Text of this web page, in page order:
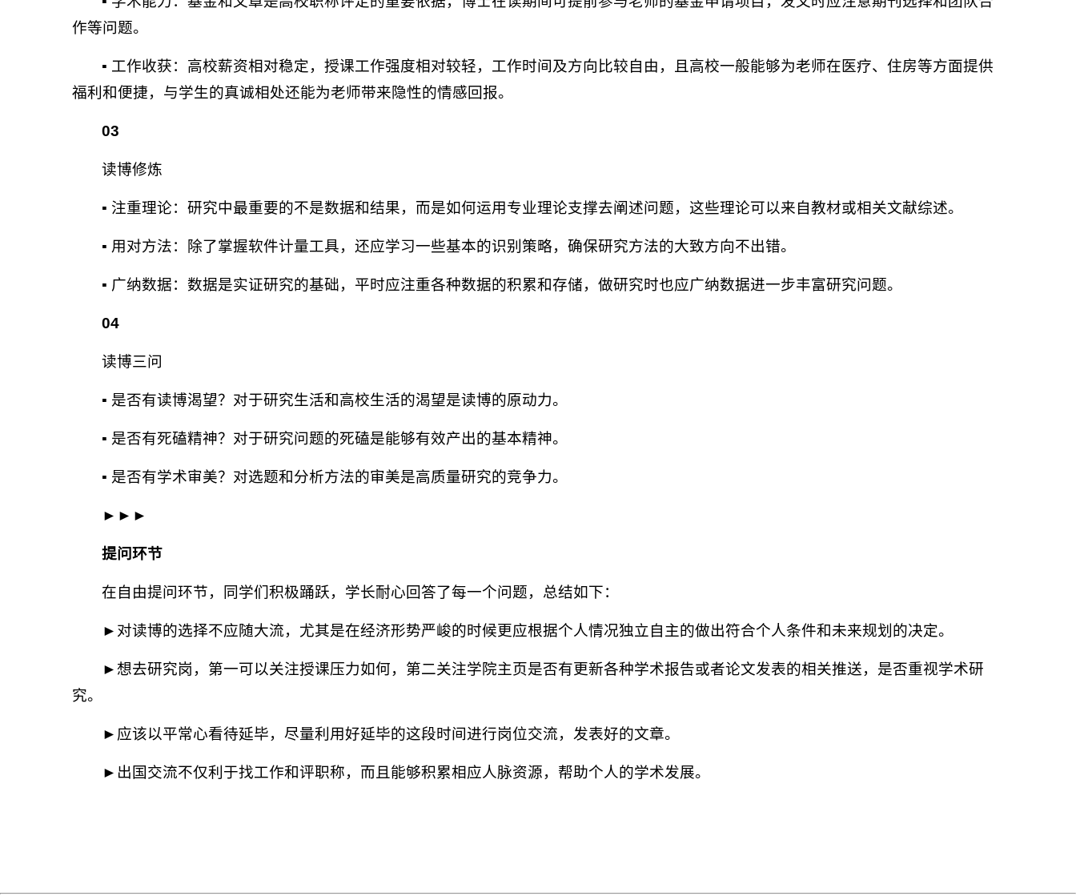
作等问题。
▪ 工作收获：高校薪资相对稳定，授课工作强度相对较轻，工作时间及方向比较自由，且高校一般能够为老师在医疗、住房等方面提供
福利和便捷，与学生的真诚相处还能为老师带来隐性的情感回报。
03
读博修炼
▪ 注重理论：研究中最重要的不是数据和结果，而是如何运用专业理论支撑去阐述问题，这些理论可以来自教材或相关文献综述。
▪ 用对方法：除了掌握软件计量工具，还应学习一些基本的识别策略，确保研究方法的大致方向不出错。
▪ 广纳数据：数据是实证研究的基础，平时应注重各种数据的积累和存储，做研究时也应广纳数据进一步丰富研究问题。
04
读博三问
▪ 是否有读博渴望？对于研究生活和高校生活的渴望是读博的原动力。
▪ 是否有死磕精神？对于研究问题的死磕是能够有效产出的基本精神。
▪ 是否有学术审美？对选题和分析方法的审美是高质量研究的竞争力。
►►►
提问环节
在自由提问环节，同学们积极踊跃，学长耐心回答了每一个问题，总结如下：
►对读博的选择不应随大流，尤其是在经济形势严峻的时候更应根据个人情况独立自主的做出符合个人条件和未来规划的决定。
►想去研究岗，第一可以关注授课压力如何，第二关注学院主页是否有更新各种学术报告或者论文发表的相关推送，是否重视学术研
究。
►应该以平常心看待延毕，尽量利用好延毕的这段时间进行岗位交流，发表好的文章。
►出国交流不仅利于找工作和评职称，而且能够积累相应人脉资源，帮助个人的学术发展。